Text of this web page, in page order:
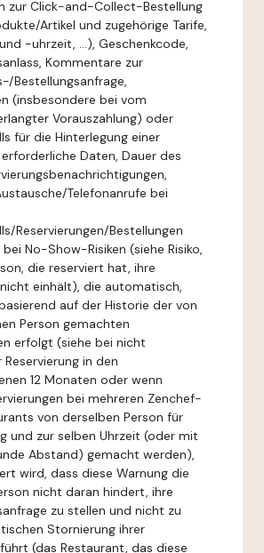
zur Click-and-Collect-Bestellung
Artikel und zugehörige Tarife,
-uhrzeit, ...), Geschenkcode,
Kommentare zur
Bestellungsanfrage,
(insbesondere bei vom
Vorauszahlung) oder
für die Hinterlegung einer
Daten, Dauer des
Telefonanrufe bei
Reservierungen/Bestellungen
No-Show-Risiken (siehe Risiko,
die reserviert hat, ihre
einhält), die automatisch,
auf der Historie der von
Person gemachten
erfolgt (siehe bei nicht
in den
12 Monaten oder wenn
bei mehreren Zenchef-
von derselben Person für
und zur selben Uhrzeit (oder mit
Abstand) gemacht werden),
wird, dass diese Warnung die
nicht daran hindert, ihre
zu stellen und nicht zu
Stornierung ihrer
(das Restaurant, das diese